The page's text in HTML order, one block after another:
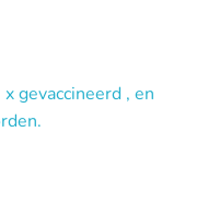
gevaccineerd , en